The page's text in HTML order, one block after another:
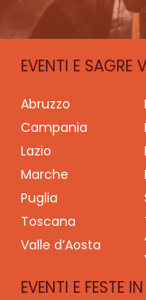
EVENTI E SAGRE
Abruzzo
Campania
Lazio
Marche
Puglia
Toscana
Valle d’Aosta
EVENTI E FESTE